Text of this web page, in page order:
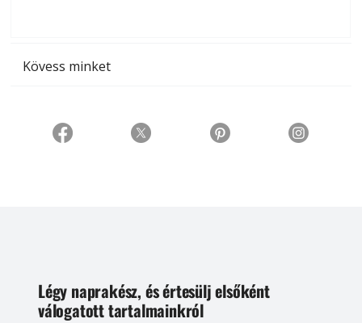
Kövess minket
Légy naprakész, és értesülj elsőként
válogatott tartalmainkról